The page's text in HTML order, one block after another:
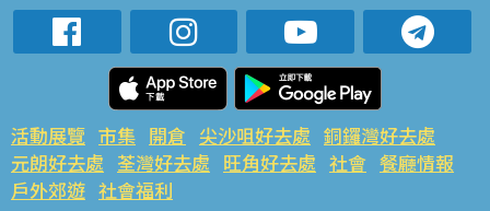
活動展覽 市集 開倉 尖沙咀好去處 銅鑼灣好去處
元朗好去處 荃灣好去處 旺角好去處 社會 餐廳情報
戶外郊遊 社會福利